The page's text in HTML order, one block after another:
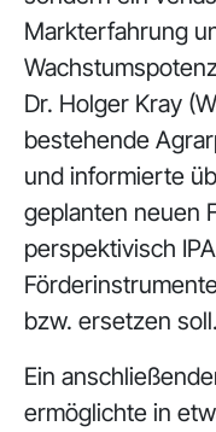
Markterfahrung
Dr. Holger Kray
bestehende
und informierte
geplanten neuen
perspektivisch
bzw. ersetzen soll.
Ein
ermöglichte in